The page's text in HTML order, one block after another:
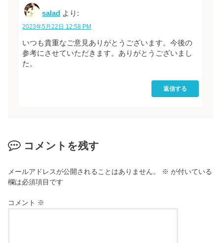
salad より:
2023年5月22日 12:58 PM
いつも貴重なご意見ありがとうございます。今後の
参考にさせていただきます。ありがとうございまし
た。
返信する
コメントを残す
メールアドレスが公開されることはありません。 ※ が付いている
欄は必須項目です
コメント ※